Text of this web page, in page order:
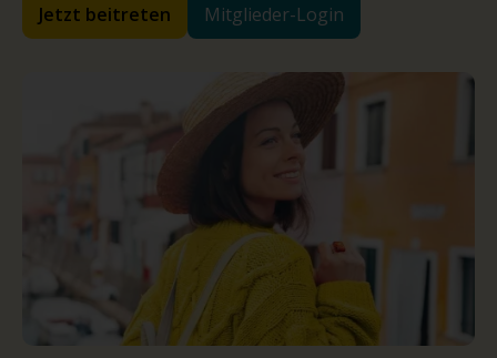
Jetzt beitreten Mitglieder-Login